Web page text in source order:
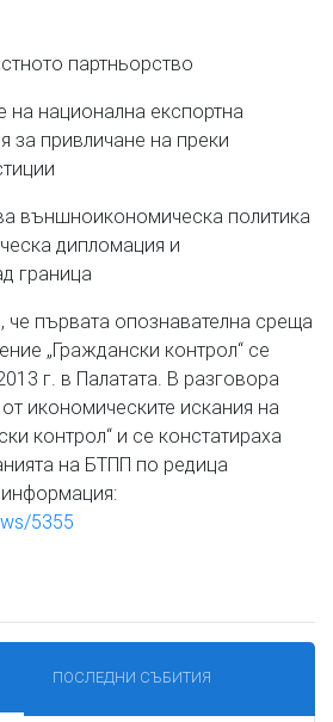
партньорство
експортна
за привличане на преки
политика
дипломация и
граница
опознавателна среща
„Граждански контрол“ се
г. в Палатата. В разговора
икономическите искания на
контрол“ и се констатираха
на БТПП по редица
5355
ПОСЛЕДНИ СЪБИТИЯ